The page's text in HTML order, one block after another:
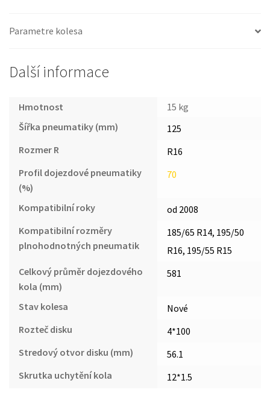
Parametre kolesa
Další informace
Hmotnost
15 kg
Šířka pneumatiky (mm)
125
Rozmer R
R16
Profil dojezdové pneumatiky
(%)
70
Kompatibilní roky
od 2008
Kompatibilní rozměry
plnohodnotných pneumatik
185/65 R14, 195/50
R16, 195/55 R15
Celkový průměr dojezdového
kola (mm)
581
Stav kolesa
Nové
Rozteč disku
4*100
Stredový otvor disku (mm)
56.1
Skrutka uchytění kola
12*1.5